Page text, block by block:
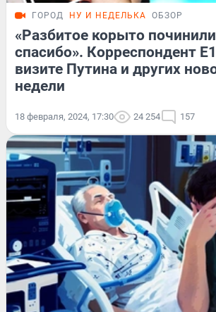
ГОРОД НУ И НЕДЕЛЬКА ОБЗОР
«Разбитое корыто
спасибо». Корреспондент
визите Путина и других
недели
18 февраля, 2024, 17:30 24 254 157